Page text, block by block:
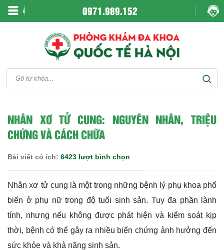
0971.989.152
NHÂN XƠ TỬ CUNG: NGUYÊN NHÂN, TRIỆU
CHỨNG VÀ CÁCH CHỮA
Bài viết có ích: 6423 lượt bình chọn
Nhân xơ tử cung là một trong những bệnh lý phụ khoa phổ
biến ở phụ nữ trong độ tuổi sinh sản. Tuy đa phần lành
tính, nhưng nếu không được phát hiện và kiểm soát kịp
thời, bệnh có thể gây ra nhiều biến chứng ảnh hưởng đến
sức khỏe và khả năng sinh sản.